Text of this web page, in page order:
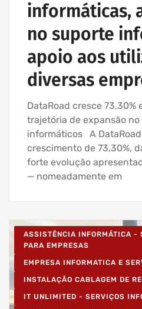
informáticas,
no suporte
apoio aos
diversas
DataRoad cresce 73,30%
trajetória de expansão
informáticos A
crescimento de 73,30%,
forte evolução
— nomeadamente em
ASSISTÊNCIA INFORMÁTICA -
PARA EMPRESAS
EMPRESA INFORMATICA E
INSTALAÇÃO CABLAGEM DE
IT UNLIMITED - SERVIÇOS